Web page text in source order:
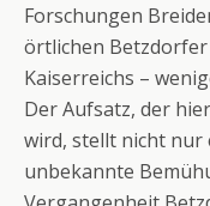
Forschungen
örtlichen
Kaiserreichs –
Der Aufsatz, der
wird, stellt nicht
unbekannte